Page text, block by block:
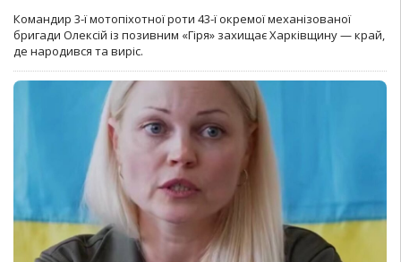
Командир 3-ї мотопіхотної роти 43-ї окремої механізованої
бригади Олексій із позивним «Гіря» захищає Харківщину — край,
де народився та виріс.